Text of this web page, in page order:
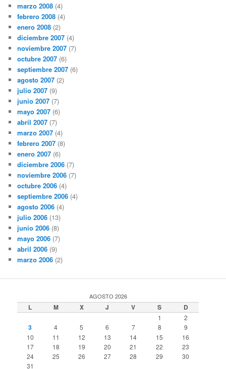
marzo 2008 (4)
febrero 2008 (4)
enero 2008 (2)
diciembre 2007 (4)
noviembre 2007 (7)
octubre 2007 (6)
septiembre 2007 (6)
agosto 2007 (2)
julio 2007 (9)
junio 2007 (7)
mayo 2007 (6)
abril 2007 (7)
marzo 2007 (4)
febrero 2007 (8)
enero 2007 (6)
diciembre 2006 (7)
noviembre 2006 (7)
octubre 2006 (4)
septiembre 2006 (4)
agosto 2006 (4)
julio 2006 (13)
junio 2006 (8)
mayo 2006 (7)
abril 2006 (9)
marzo 2006 (2)
AGOSTO 2026
L M X J V S D
1 2
3 4 5 6 7 8
9
10
11 12 13 14 15
16
17
18 19 20 21 22
23
24
25 26 27 28 29
30
31